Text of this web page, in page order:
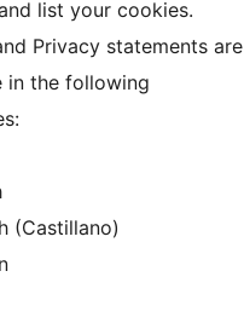
list your cookies.
Privacy statements are
in the following
(Castillano)